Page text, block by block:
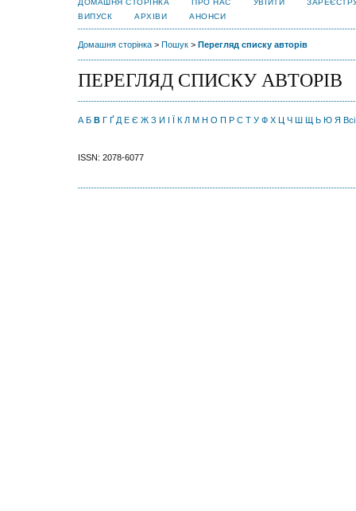
ДОМАШНЯ СТОРІНКА ПРО НАС УВІЙТИ
ВИПУСК
АРХІВИ АНОНСИ
Домашня сторінка > Пошук > Перегляд списку авторів
ПЕРЕГЛЯД СПИСКУ АВТОРІВ
А Б В Г Ґ Д Е Є Ж З И І Ї К Л М Н О П Р С Т У Ф Х Ц Ч Ш Щ Ь Ю Я Всі
ISSN: 2078-6077